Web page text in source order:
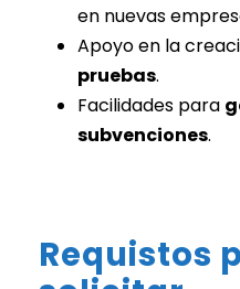
en nuevas
Apoyo en la
pruebas.
Facilidades para
subvenciones.
Requistos